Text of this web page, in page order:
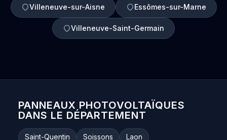
Villeneuve-sur-Aisne Essômes-sur-Marne
Villeneuve-Saint-Germain
PANNEAUX PHOTOVOLTAÏQUES
DANS LE DÉPARTEMENT
Saint-Quentin Soissons
Laon